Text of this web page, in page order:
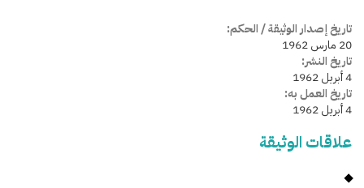
تاريخ إصدار الوثيقة / الحكم:
20 مارس 1962
تاريخ النشر:
4 أبريل 1962
تاريخ العمل به:
4 أبريل 1962
علاقات الوثيقة